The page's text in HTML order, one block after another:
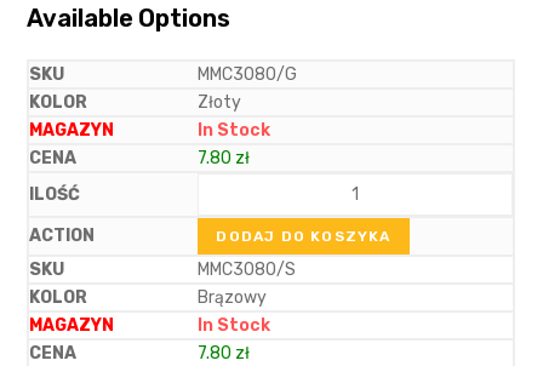
Available Options
MMC3080/G
Złoty
In Stock
7.80 zł
DODAJ DO KOSZYKA
MMC3080/S
Brązowy
In Stock
7.80 zł